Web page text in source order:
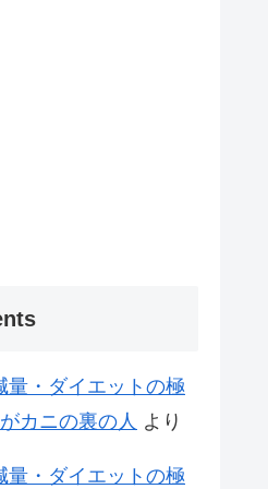
量・ダイエットの極
カニの裏の人 より
量・ダイエットの極